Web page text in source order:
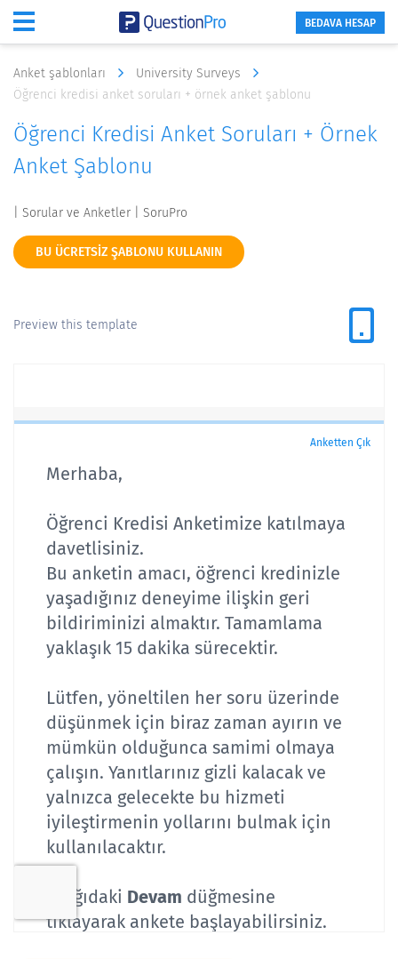
BEDAVA HESAP
Anket şablonları
University Surveys
Öğrenci kredisi anket soruları + örnek anket şablonu
Öğrenci Kredisi Anket Soruları + Örnek
Anket Şablonu
| Sorular ve Anketler | SoruPro
BU ÜCRETSIZ ŞABLONU KULLANIN
Preview this template